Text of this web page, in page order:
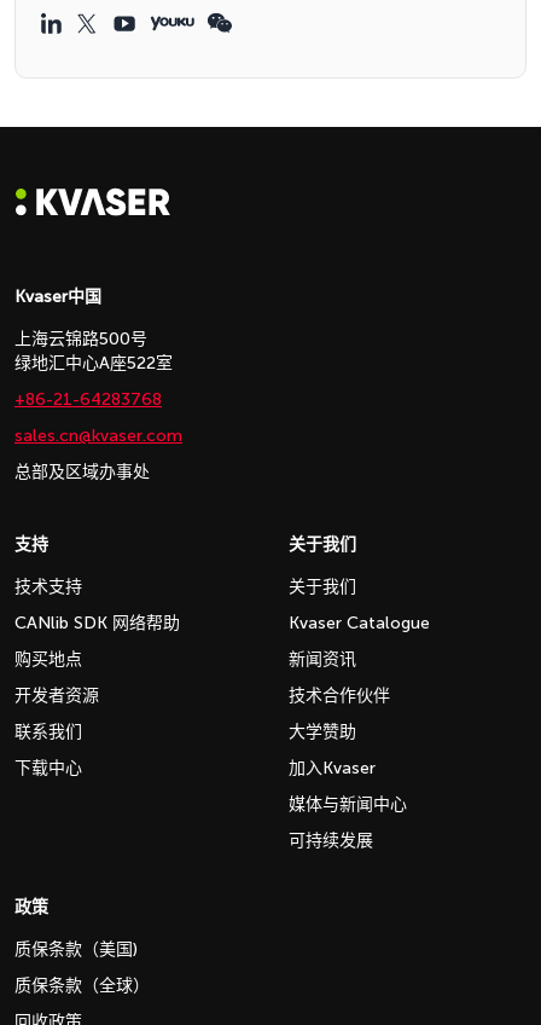
Kvaser中国
上海云锦路500号
绿地汇中心A座522室
+86-21-64283768
sales.cn@kvaser.com
总部及区域办事处
支持
技术支持
CANlib SDK 网络帮助
购买地点
开发者资源
联系我们
下载中心
关于我们
关于我们
Kvaser Catalogue
新闻资讯
技术合作伙伴
大学赞助
加入Kvaser
媒体与新闻中心
可持续发展
政策
质保条款（美国)
质保条款（全球）